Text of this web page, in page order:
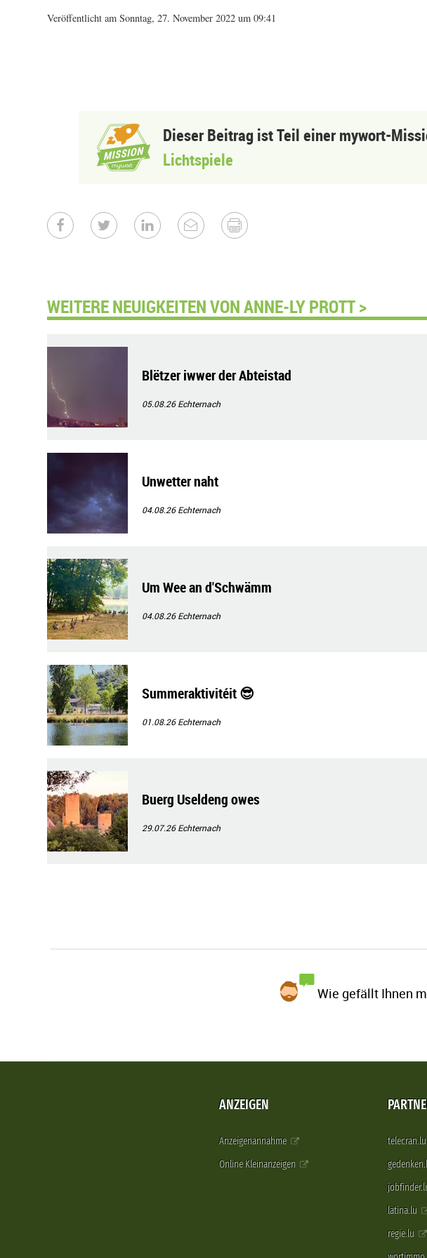
Veröffentlicht am Sonntag, 27. November 2022 um 09:41
Dieser Beitrag ist Teil einer mywort-
Lichtspiele
WEITERE NEUIGKEITEN VON ANNE-LY PROTT >
Blëtzer iwwer der Abteistad
05.08.26Echternach
Unwetter naht
04.08.26Echternach
Um Wee an d'Schwämm
04.08.26Echternach
Summeraktivitéit 😎
01.08.26Echternach
Buerg Useldeng owes
29.07.26Echternach
Wie gefällt Ihnen
ANZEIGEN
Anzeigenannahme
Online Kleinanzeigen
telecran.lu
latina.lu
regie.lu